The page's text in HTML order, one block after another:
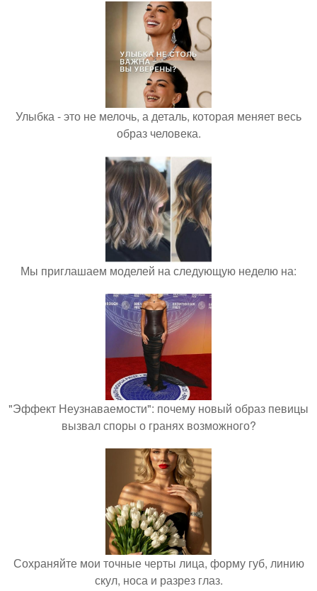
Улыбка - это не мелочь, а деталь, которая меняет весь
образ человека.
Мы приглашаем моделей на следующую неделю на:
"Эффект Неузнаваемости": почему новый образ певицы
вызвал споры о гранях возможного?
Сохраняйте мои точные черты лица, форму губ, линию
скул, носа и разрез глаз.